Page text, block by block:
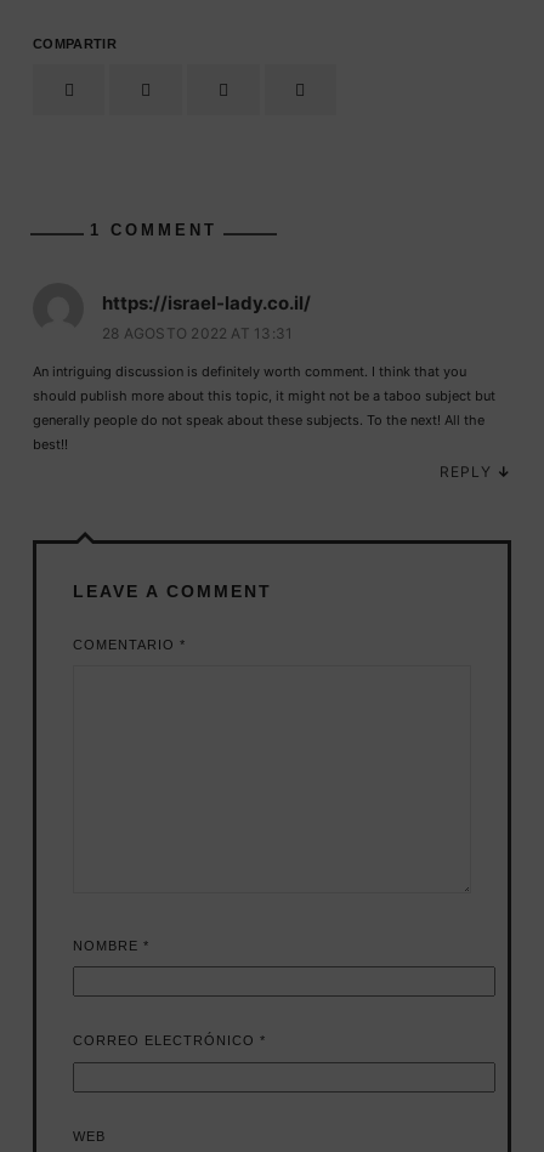
COMPARTIR
1 COMMENT
https://israel-lady.co.il/
28 AGOSTO 2022 AT 13:31
An intriguing discussion is definitely worth comment. I think that you
should publish more about this topic, it might not be a taboo subject but
generally people do not speak about these subjects. To the next! All the
best!!
REPLY ↓
LEAVE A COMMENT
COMENTARIO *
NOMBRE *
CORREO ELECTRÓNICO *
WEB